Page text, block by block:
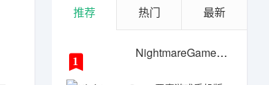
推荐 热门 最新
1
NightmareGame恶魔游戏手机版